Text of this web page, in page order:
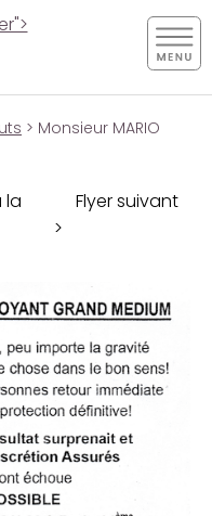
> Monsieur MARIO
la
Flyer suivant
>